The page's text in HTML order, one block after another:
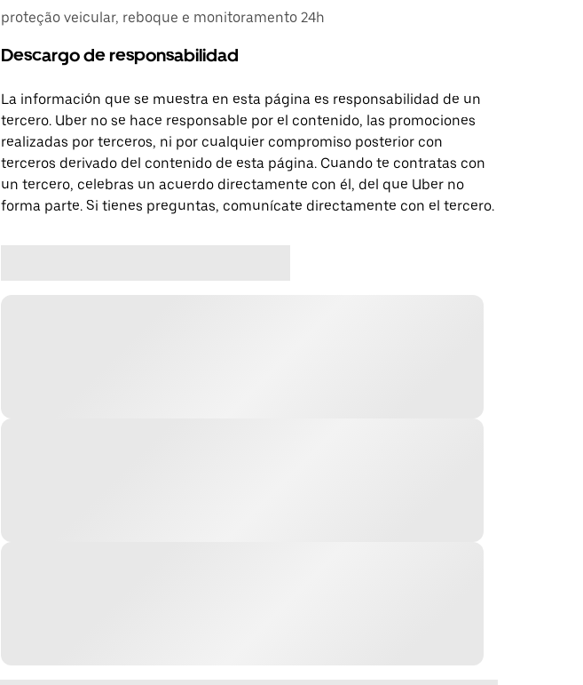
proteção veicular, reboque e monitoramento 24h
Descargo de responsabilidad
La información que se muestra en esta página es responsabilidad de un
tercero. Uber no se hace responsable por el contenido, las promociones
realizadas por terceros, ni por cualquier compromiso posterior con
terceros derivado del contenido de esta página. Cuando te contratas con
un tercero, celebras un acuerdo directamente con él, del que Uber no
forma parte. Si tienes preguntas, comunícate directamente con el tercero.